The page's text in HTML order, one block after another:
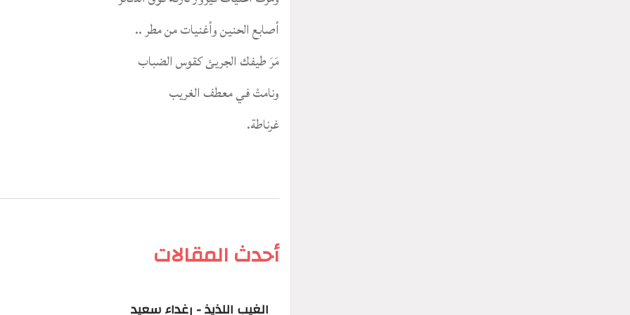
أصابع الحنين وأغنيات من مطر ..
مَرَ طيفك الجريئ كقوس الضباب
ونامتْ في معطف الغريب
غرناطة.
أحدث المقالات
الغيب اللذيذ - رغداء سعيد